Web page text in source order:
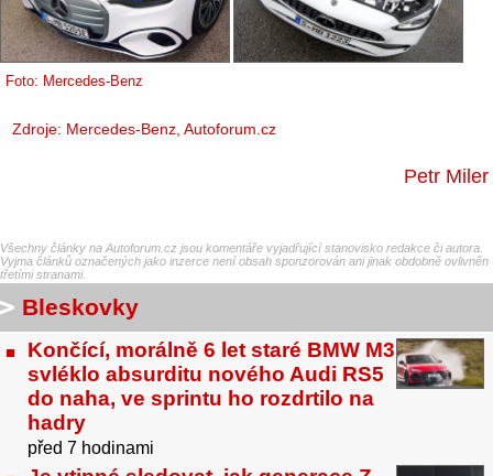
Foto: Mercedes-Benz
Zdroje: Mercedes-Benz, Autoforum.cz
Petr Miler
Všechny články na Autoforum.cz jsou komentáře vyjadřující stanovisko redakce či autora.
Vyjma článků označených jako inzerce není obsah sponzorován ani jinak obdobně ovlivněn
třetími stranami.
Bleskovky
Končící, morálně 6 let staré BMW M3
svléklo absurditu nového Audi RS5
do naha, ve sprintu ho rozdrtilo na
hadry
před 7 hodinami